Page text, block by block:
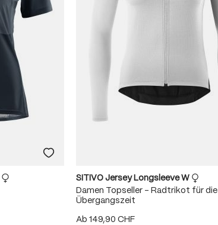
SITIVO Jersey Longsleeve W
Damen Topseller – Radtrikot für die
Übergangszeit
Ab 149,90 CHF